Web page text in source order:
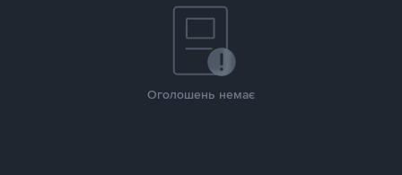
Оголошень немає